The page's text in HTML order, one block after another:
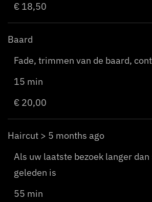
€ 18,50
Baard
Fade, trimmen van de baard,
15 min
€ 20,00
Haircut > 5 months ago
Als uw laatste bezoek langer dan
geleden is
55 min